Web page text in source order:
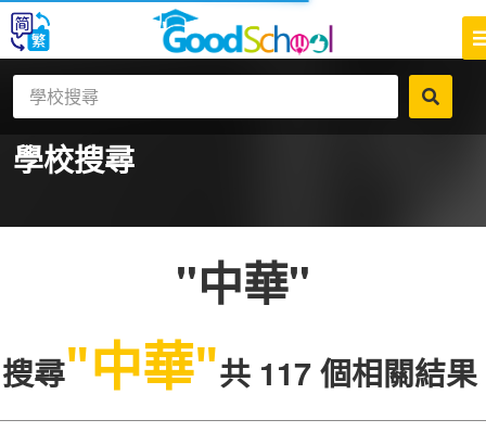
學校搜尋
"中華"
搜尋"中華"共 117 個相關結果